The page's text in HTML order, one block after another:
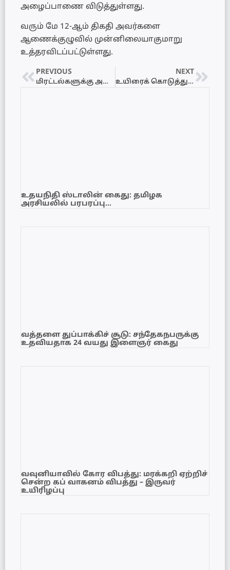
அழைப்பாணை விடுத்துள்ளது.
வரும் மே 12-ஆம் திகதி அவர்களை
ஆணைக்குழுவில் முன்னிலையாகுமாறு
உத்தரவிடப்பட்டுள்ளது.
PREVIOUS
மிரட்டல்களுக்கு அஞ்சமாட்டோம்: அநுரவின் மே தின எச்சரிக்கைக்கு நாமல் பதிலடி
NEXT
உயிரைக் கொடுத்துப் பாடினாலும் ஏமாற்றமே! – பாடகி ஸ்வேதா மோகன் உருக்கம்
உதயநிதி ஸ்டாலின் கைது: தமிழக
அரசியலில் பரபரப்பு…
வத்தளை துப்பாக்கிச் சூடு: சந்தேகநபருக்கு
உதவியதாக 24 வயது இளைஞர் கைது
வவுனியாவில் கோர விபத்து: மரக்கறி ஏற்றிச்
சென்ற கப் வாகனம் விபத்து – இருவர்
உயிரிழப்பு